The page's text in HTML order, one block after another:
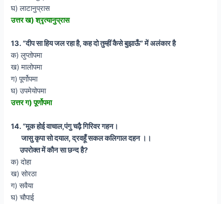
घ) लाटानुप्रास
उत्तर ख) श्रृत्यानुप्रास
13. “दीप सा हिय जल रहा है, कह दो तुम्हीं कैसे बुझाऊँ” में अलंकार है
क) लुप्तोपमा
ख) मालोपमा
ग) पूर्णोपमा
घ) उपमेयोपमा
उत्तर ग) पूर्णोपमा
14. “मूक होई वाचाल,पंगु चढ़ै गिरिवर गहन।
जासु कृपा सो दयाल, द्रवहूँ सकल कलिगाल दहन ।।
उपरोक्त में कौन सा छन्द है?
क) दोहा
ख) सोरठा
ग) सवैया
घ) चौपाई